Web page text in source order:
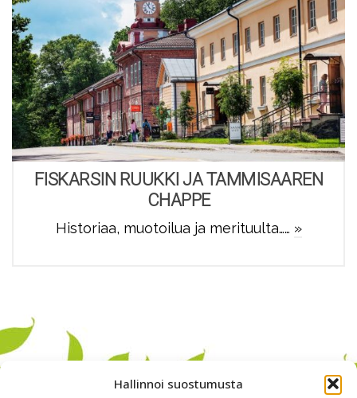
Hallinnoi suostumusta
FISKARSIN RUUKKI JA TAMMISAAREN
CHAPPE
Historiaa, muotoilua ja merituulta…… »